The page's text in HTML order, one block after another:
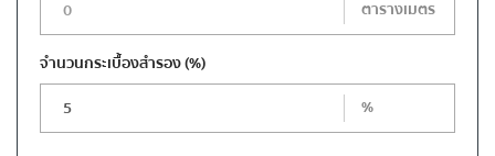
ตารางเมตร
จำนวนกระเบื้องสำรอง(%)
%